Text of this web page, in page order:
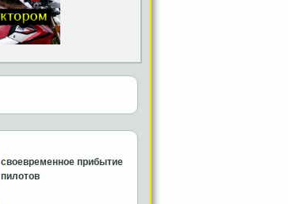
своевременное прибытие
пилотов